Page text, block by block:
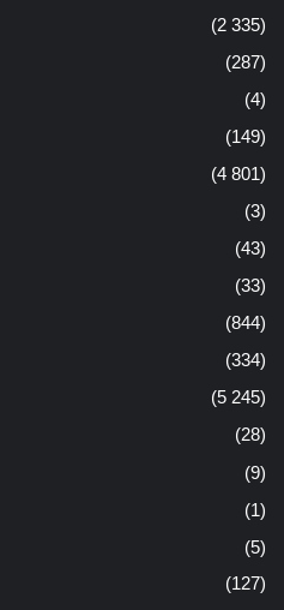
(2 335)
(287)
(4)
(149)
(4 801)
(3)
(43)
(33)
(844)
(334)
(5 245)
(28)
(9)
(1)
(5)
(127)